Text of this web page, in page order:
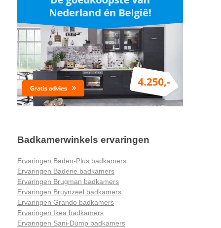
Badkamerwinkels ervaringen
Ervaringen Baden-Plus badkamers
Ervaringen Baderie badkamers
Ervaringen Brugman badkamers
Ervaringen Bruynzeel badkamers
Ervaringen Grando badkamers
Ervaringen Ikea badkamers
Ervaringen Sani-Dump badkamers